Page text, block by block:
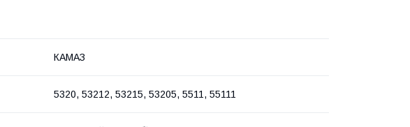
КАМАЗ
5320, 53212, 53215, 53205, 5511, 55111